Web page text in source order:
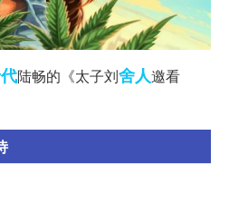
陆畅的《太子刘舍人邀看